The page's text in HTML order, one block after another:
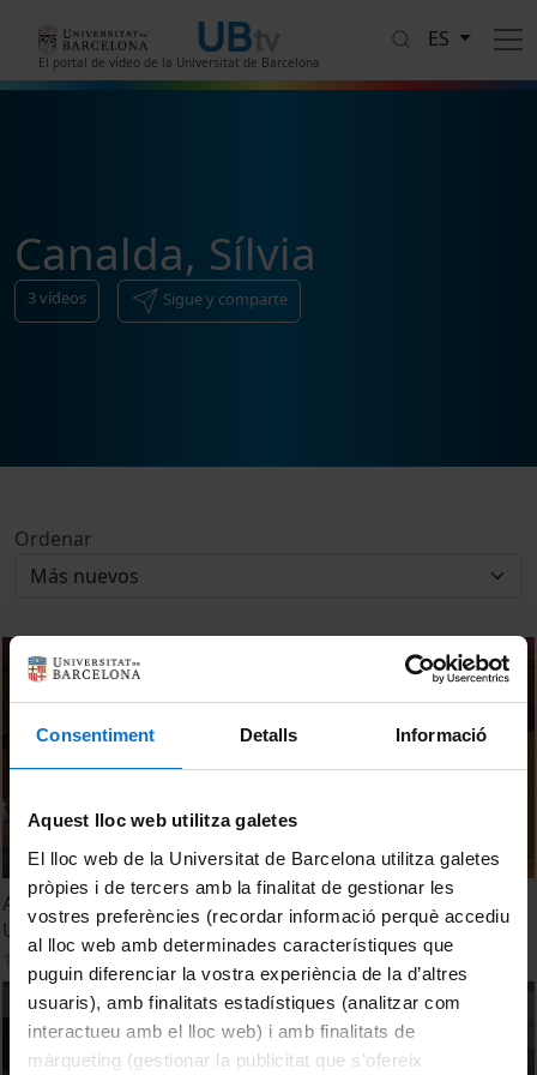
Consentiment Detalls Informació
Aquest lloc web utilitza galetes
El lloc web de la Universitat de Barcelona utilitza galetes
pròpies i de tercers amb la finalitat de gestionar les
vostres preferències (recordar informació perquè accediu
al lloc web amb determinades característiques que
puguin diferenciar la vostra experiència de la d’altres
usuaris), amb finalitats estadístiques (analitzar com
interactueu amb el lloc web) i amb finalitats de
màrqueting (gestionar la publicitat que s’ofereix
El portal de vídeo de la Universitat de Barcelona
ES
Canalda, Sílvia
3vídeos Sigue y comparte
Ordenar
Acte de presentació del llibre "Les pintures de la
Universitat de Barcelona. El dipòsit del Museu del Prado"